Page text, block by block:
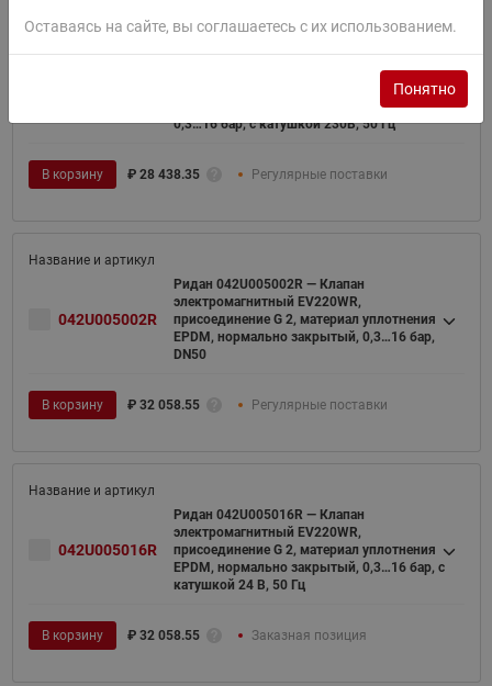
Ридан 042U004031R — Клапан
уплотнения EPDM, нормально закрытый,
0,3…16 бар, с катушкой 230В, 50 Гц
В корзину ₽ 28 438.35 Регулярные поставки
042U005002R
Ридан 042U005002R — Клапан
электромагнитный EV220WR,
присоединение G 2, материал уплотнения
EPDM, нормально закрытый, 0,3…16 бар,
DN50
В корзину ₽ 32 058.55 Регулярные поставки
042U005016R
Ридан 042U005016R — Клапан
электромагнитный EV220WR,
присоединение G 2, материал уплотнения
EPDM, нормально закрытый, 0,3…16 бар, с
катушкой 24 В, 50 Гц
В корзину ₽ 32 058.55 Заказная позиция
Оставаясь на сайте, вы соглашаетесь с их использованием.
Понятно